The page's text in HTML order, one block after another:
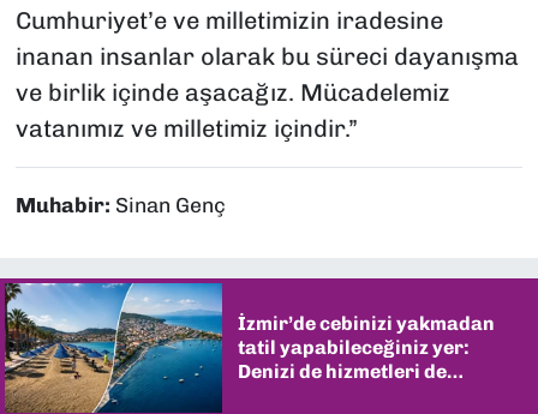
Cumhuriyet’e ve milletimizin iradesine
inanan insanlar olarak bu süreci dayanışma
ve birlik içinde aşacağız. Mücadelemiz
vatanımız ve milletimiz içindir.”
Muhabir: Sinan Genç
İzmir’de cebinizi yakmadan
tatil yapabileceğiniz yer:
Denizi de hizmetleri de